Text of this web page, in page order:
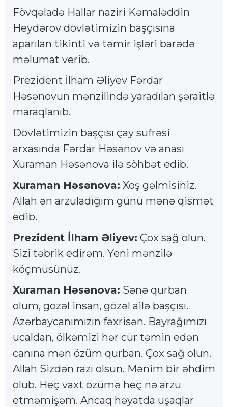
Fövqəladə Hallar naziri Kəmaləddin
Heydərov dövlətimizin başçısına
aparılan tikinti və təmir işləri barədə
məlumat verib.
Prezident İlham Əliyev Fərdar
Həsənovun mənzilində yaradılan şəraitlə
maraqlanıb.
Dövlətimizin başçısı çay süfrəsi
arxasında Fərdar Həsənov və anası
Xuraman Həsənova ilə söhbət edib.
Xuraman Həsənova: Xoş gəlmisiniz.
Allah ən arzuladığım günü mənə qismət
edib.
Prezident İlham Əliyev: Çox sağ olun.
Sizi təbrik edirəm. Yeni mənzilə
köçmüsünüz.
Xuraman Həsənova: Sənə qurban
olum, gözəl insan, gözəl ailə başçısı.
Azərbaycanımızın fəxrisən. Bayrağımızı
ucaldan, ölkəmizi hər cür təmin edən
canına mən özüm qurban. Çox sağ olun.
Allah Sizdən razı olsun. Mənim bir əhdim
olub. Heç vaxt özümə heç nə arzu
etməmişəm. Ancaq həyatda uşaqlar